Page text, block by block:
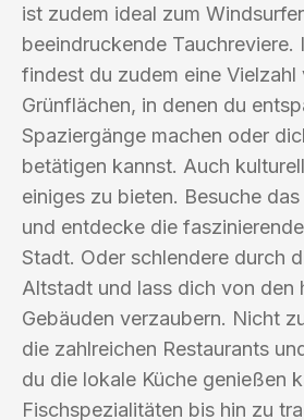
ist zudem ideal zum
beeindruckende Tauchreviere.
findest du zudem eine Vielzahl
Grünflächen, in denen du
Spaziergänge machen oder
betätigen kannst. Auch
einiges zu bieten. Besuche
und entdecke die
Stadt. Oder schlendere durch
Altstadt und lass dich von den
Gebäuden verzaubern. Nicht
die zahlreichen Restaurants
du die lokale Küche genießen
Fischspezialitäten bis hin zu